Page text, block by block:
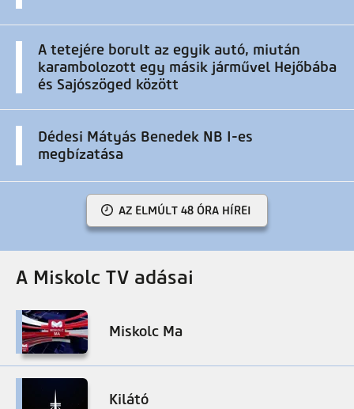
A tetejére borult az egyik autó, miután
karambolozott egy másik járművel Hejőbába
és Sajószöged között
Dédesi Mátyás Benedek NB I-es
megbízatása
AZ ELMÚLT 48 ÓRA HÍREI
A Miskolc TV adásai
Miskolc Ma
Kilátó